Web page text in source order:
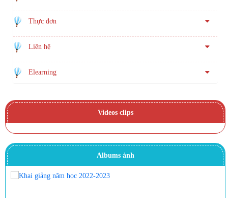
Thực đơn
Liên hệ
Elearning
Videos clips
Albums ảnh